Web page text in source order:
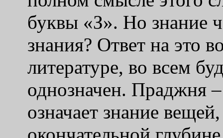
буквы «З». Но знание
знания? Ответ на это
литературе, во всем
однозначен. Праджня
означает знание